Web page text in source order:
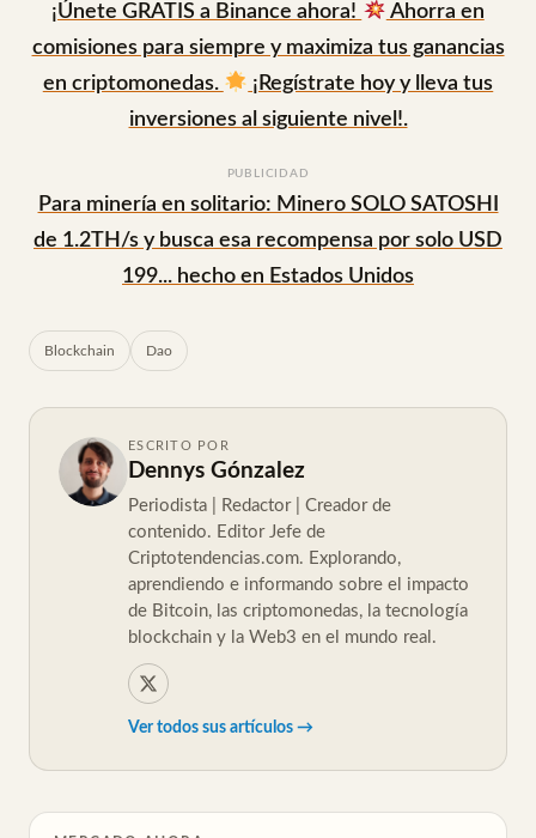
¡Únete GRATIS a Binance ahora!
Ahorra en
comisiones para siempre y maximiza tus ganancias
en criptomonedas.
¡Regístrate hoy y lleva tus
inversiones al siguiente nivel!.
PUBLICIDAD
Para minería en solitario: Minero SOLO SATOSHI
de 1.2TH/s y busca esa recompensa por solo USD
199... hecho en Estados Unidos
Blockchain Dao
ESCRITO POR
Dennys Gónzalez
Periodista | Redactor | Creador de
contenido. Editor Jefe de
Criptotendencias.com. Explorando,
aprendiendo e informando sobre el impacto
de Bitcoin, las criptomonedas, la tecnología
blockchain y la Web3 en el mundo real.
Ver todos sus artículos →